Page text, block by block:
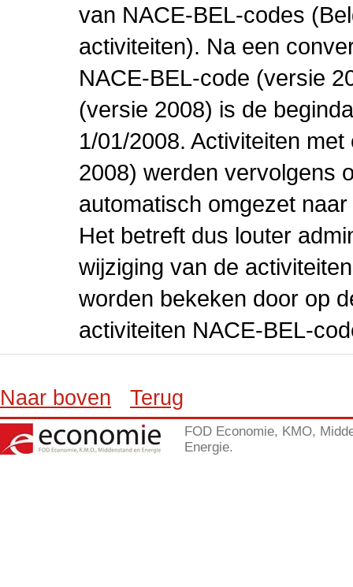
van NACE-BEL-codes
activiteiten). Na een
NACE-BEL-code (versie
(versie 2008) is de
1/01/2008. Activiteiten
2008) werden vervolgens
automatisch omgezet
Het betreft dus louter
wijziging van de
worden bekeken door op
activiteiten NACE-BEL-
Naar boven Terug
FOD Economie, KMO,
Energie.